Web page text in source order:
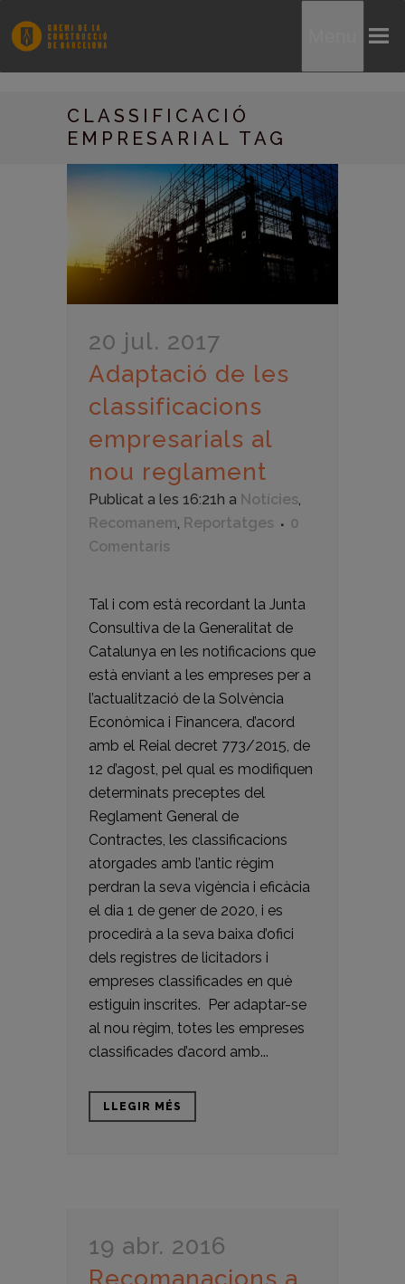
CLASSIFICACIÓ
EMPRESARIAL TAG
20 jul. 2017
Adaptació de les
classificacions
empresarials al
nou reglament
Publicat a les 16:21h a Notícies,
Recomanem, Reportatges
0
Comentaris
Tal i com està recordant la Junta
Consultiva de la Generalitat de
Catalunya en les notificacions que
està enviant a les empreses per a
l’actualització de la Solvència
Econòmica i Financera, d’acord
amb el Reial decret 773/2015, de
12 d’agost, pel qual es modifiquen
determinats preceptes del
Reglament General de
Contractes, les classificacions
atorgades amb l’antic règim
perdran la seva vigència i eficàcia
el dia 1 de gener de 2020, i es
procedirà a la seva baixa d’ofici
dels registres de licitadors i
empreses classificades en què
estiguin inscrites. Per adaptar-se
al nou règim, totes les empreses
classificades d’acord amb...
LLEGIR MÉS
19 abr. 2016